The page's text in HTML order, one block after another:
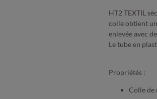
HT2 TEXTIL
colle obtient
enlevée avec
Le tube en
Propriétés :
Colle de